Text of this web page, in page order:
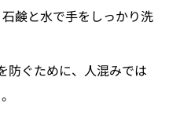
鹸と水で手をしっかり洗
防ぐために、人混みでは